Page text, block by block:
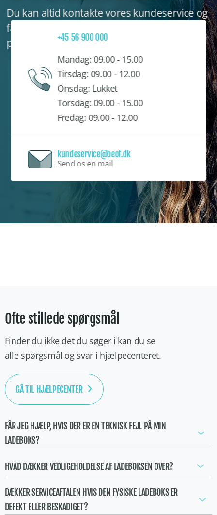
Du kan altid kontakte vores kundeservice og
få råd og vejledning til, hvilket produkt, der
passer bedst til dig.
+45 56 900 000
Mandag: 09.00 - 15.00
Tirsdag: 09.00 - 12.00
Onsdag: Lukket
Torsdag: 09.00 - 15.00
Fredag: 09.00 - 12.00
kundeservice@beof.dk
Send os en mail
Ofte stillede spørgsmål
Finder du ikke det du søger i kan du se
alle spørgsmål og svar i hjælpecenteret.
GÅ TIL HJÆLPECENTER
FÅR JEG HJÆLP, HVIS DER ER EN TEKNISK FEJL PÅ MIN
LADEBOKS?
HVAD DÆKKER VEDLIGEHOLDELSE AF LADEBOKSEN OVER?
DÆKKER SERVICEAFTALEN HVIS DEN FYSISKE LADEBOKS ER
DEFEKT ELLER BESKADIGET?